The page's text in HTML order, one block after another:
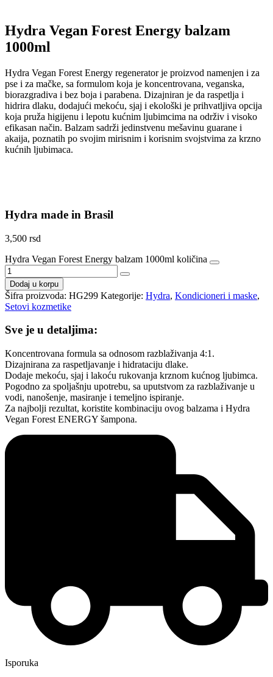
Hydra Vegan Forest Energy balzam
1000ml
Hydra Vegan Forest Energy regenerator je proizvod namenjen i za
pse i za mačke, sa formulom koja je koncentrovana, veganska,
biorazgradiva i bez boja i parabena. Dizajniran je da raspetlja i
hidrira dlaku, dodajući mekoću, sjaj i ekološki je prihvatljiva opcija
koja pruža higijenu i lepotu kućnim ljubimcima na održiv i visoko
efikasan način. Balzam sadrži jedinstvenu mešavinu guarane i
akaija, poznatih po svojim mirisnim i korisnim svojstvima za krzno
kućnih ljubimaca.
Hydra made in Brasil
3,500 rsd
Hydra Vegan Forest Energy balzam 1000ml količina
Dodaj u korpu
Šifra proizvoda: HG299 Kategorije: Hydra, Kondicioneri i maske,
Setovi kozmetike
Sve je u detaljima:
Koncentrovana formula sa odnosom razblaživanja 4:1.
Dizajnirana za raspetljavanje i hidrataciju dlake.
Dodaje mekoću, sjaj i lakoću rukovanja krznom kućnog ljubimca.
Pogodno za spoljašnju upotrebu, sa uputstvom za razblaživanje u
vodi, nanošenje, masiranje i temeljno ispiranje.
Za najbolji rezultat, koristite kombinaciju ovog balzama i Hydra
Vegan Forest ENERGY šampona.
Isporuka